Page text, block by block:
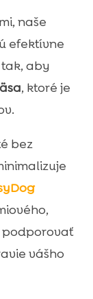
naše
efektívne
aby
, ktoré je
bez
podporovať
vášho